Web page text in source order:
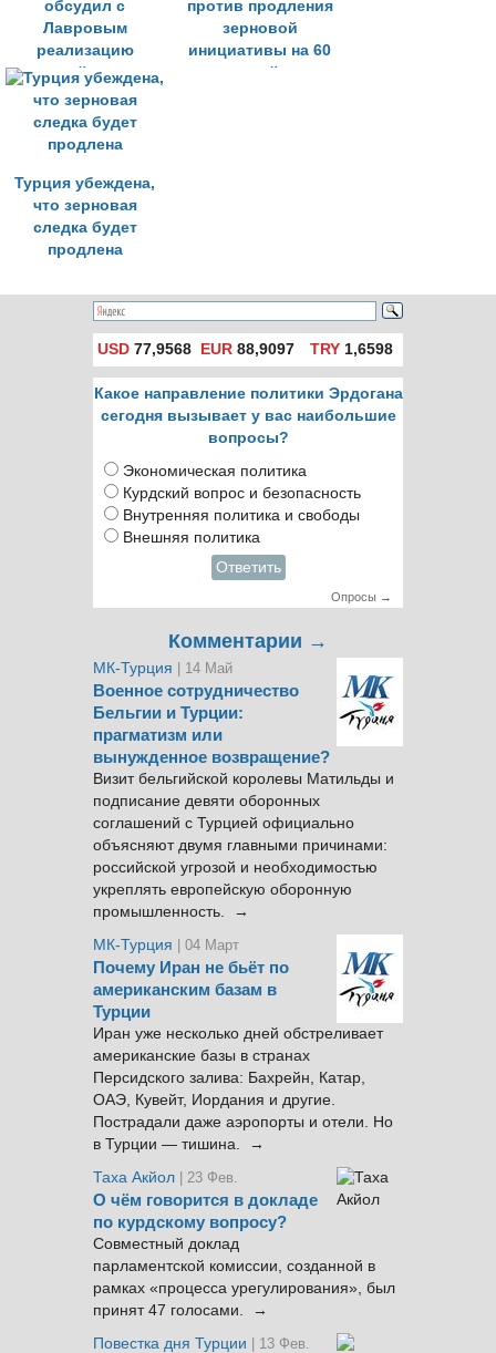
обсудил с
Лавровым
реализацию
зерновой сделки -
МИД Турции
против продления
зерновой
инициативы на 60
дней
Турция убеждена,
что зерновая
следка будет
продлена
USD 77,9568 EUR 88,9097 TRY1,6598
Какое направление политики Эрдогана
сегодня вызывает у вас наибольшие
вопросы?
Экономическая политика
Курдский вопрос и безопасность
Внутренняя политика и свободы
Внешняя политика
Ответить
Опросы →
Комментарии →
МК-Турция | 14 Май
Военное сотрудничество
Бельгии и Турции:
прагматизм или
вынужденное возвращение?
Визит бельгийской королевы Матильды и
подписание девяти оборонных
соглашений с Турцией официально
объясняют двумя главными причинами:
российской угрозой и необходимостью
укреплять европейскую оборонную
промышленность. →
МК-Турция
| 04 Март
Почему Иран не бьёт по
американским базам в
Турции
Иран уже несколько дней обстреливает
американские базы в странах
Персидского залива: Бахрейн, Катар,
ОАЭ, Кувейт, Иордания и другие.
Пострадали даже аэропорты и отели. Но
в Турции — тишина. →
Таха Акйол | 23 Фев.
О чём говорится в докладе
по курдскому вопросу?
Совместный доклад
парламентской комиссии, созданной в
рамках «процесса урегулирования», был
принят 47 голосами. →
Повестка дня Турции
| 13 Фев.